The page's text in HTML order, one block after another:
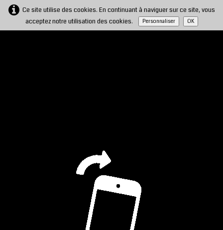
Ce site utilise des cookies. En continuant à naviguer sur ce site, vous
acceptez notre utilisation des cookies.
Personnaliser OK